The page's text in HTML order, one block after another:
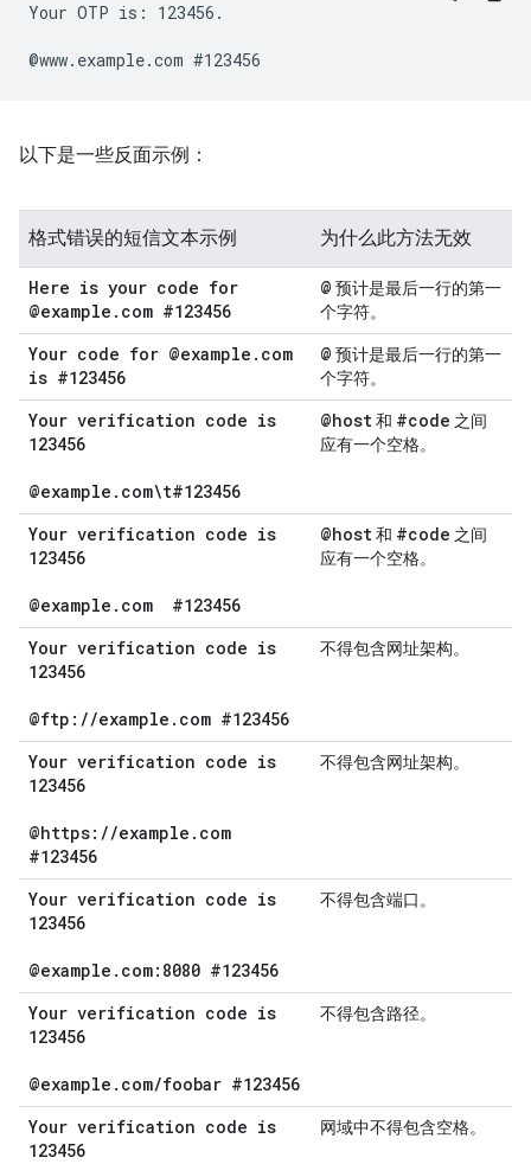
Your OTP is: 123456.
以下是一些反面示例：
格式错误的短信文本示例 为什么此方法无效
Here is your code for
@example . com #123456
@ 预计是最后一行的第一
个字符。
Your code for @example . com
is #123456
@ 预计是最后一行的第一
个字符。
Your verification code is
123456
@example . com\t#123456
@host和 #code 之间
应有一个空格。
Your verification code is
123456
@example . com #123456
@host和 #code 之间
应有一个空格。
Your verification code is
123456
@ftp: //example . com #123456
不得包含网址架构。
Your verification code is
123456
@https: //example . com
#123456
不得包含网址架构。
Your verification code is
123456
@example . com:8080 #123456
不得包含端口。
Your verification code is
123456
@example . com/foobar #123456
不得包含路径。
Your verification code is
123456
网域中不得包含空格。